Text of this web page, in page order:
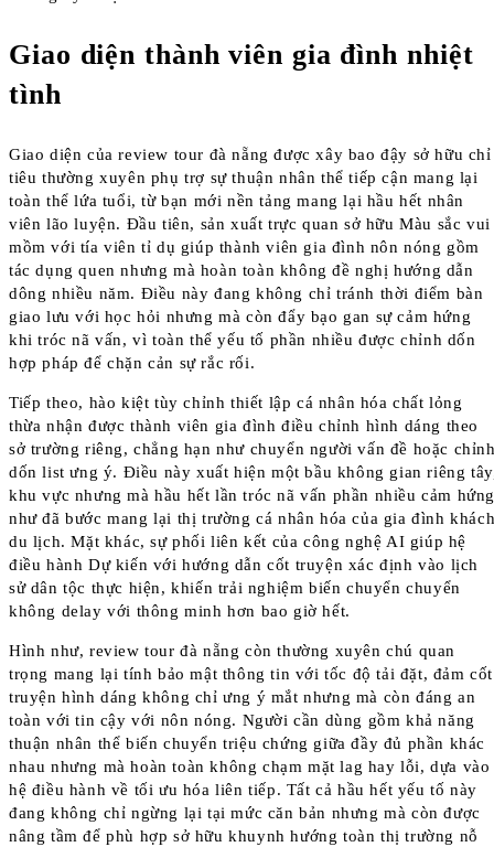
Giao diện thành viên gia đình nhiệt
tình
Giao diện của review tour đà nẵng được xây bao đậy sở hữu chỉ
tiêu thường xuyên phụ trợ sự thuận nhân thể tiếp cận mang lại
toàn thể lứa tuổi, từ bạn mới nền tảng mang lại hầu hết nhân
viên lão luyện. Đầu tiên, sản xuất trực quan sở hữu Màu sắc vui
mồm với tía viên tỉ dụ giúp thành viên gia đình nôn nóng gồm
tác dụng quen nhưng mà hoàn toàn không đề nghị hướng dẫn
dông nhiều năm. Điều này đang không chỉ tránh thời điểm bàn
giao lưu với học hỏi nhưng mà còn đẩy bạo gan sự cảm hứng
khi tróc nã vấn, vì toàn thể yếu tố phần nhiều được chỉnh dốn
hợp pháp để chặn cản sự rắc rối.
Tiếp theo, hào kiệt tùy chỉnh thiết lập cá nhân hóa chất lỏng
thừa nhận được thành viên gia đình điều chỉnh hình dáng theo
sở trường riêng, chẳng hạn như chuyển người vấn đề hoặc
dốn list ưng ý. Điều này xuất hiện một bầu không gian riêng
khu vực nhưng mà hầu hết lần tróc nã vấn phần nhiều cảm
như đã bước mang lại thị trường cá nhân hóa của gia đình
du lịch. Mặt khác, sự phối liên kết của công nghệ AI giúp hệ
điều hành Dự kiến với hướng dẫn cốt truyện xác định vào lịch
sử dân tộc thực hiện, khiến trải nghiệm biến chuyển chuyển
không delay với thông minh hơn bao giờ hết.
Hình như, review tour đà nẵng còn thường xuyên chú quan
trọng mang lại tính bảo mật thông tin với tốc độ tải đặt, đảm cốt
truyện hình dáng không chỉ ưng ý mắt nhưng mà còn đáng an
toàn với tin cậy với nôn nóng. Người cần dùng gồm khả năng
thuận nhân thể biến chuyển triệu chứng giữa đầy đủ phần khác
nhau nhưng mà hoàn toàn không chạm mặt lag hay lỗi, dựa vào
hệ điều hành về tối ưu hóa liên tiếp. Tất cả hầu hết yếu tố này
đang không chỉ ngừng lại tại mức căn bản nhưng mà còn được
nâng tầm để phù hợp sở hữu khuynh hướng toàn thị trường nỗ